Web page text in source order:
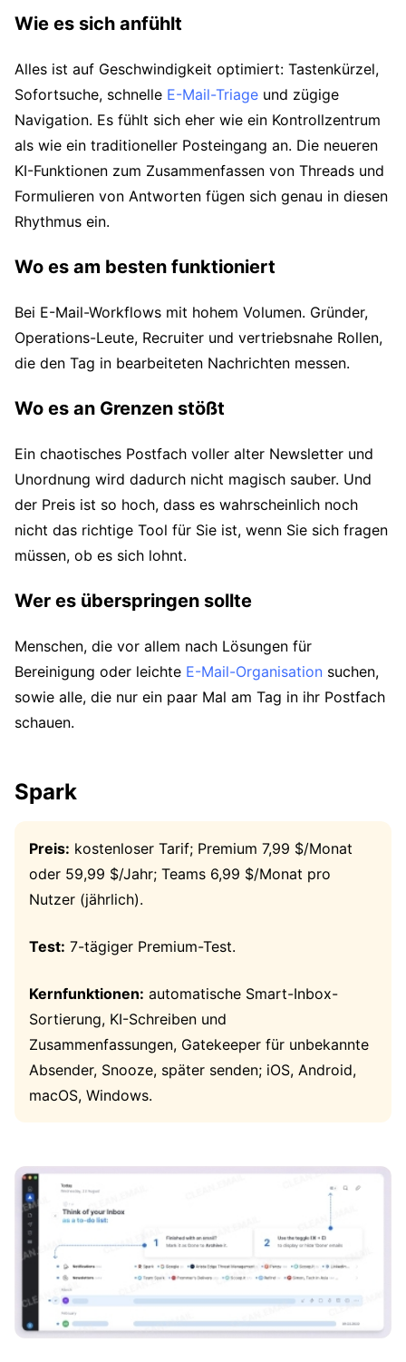
Wie es sich anfühlt
Alles ist auf Geschwindigkeit optimiert: Tastenkürzel,
Sofortsuche, schnelle E-Mail-Triage und zügige
Navigation. Es fühlt sich eher wie ein Kontrollzentrum
als wie ein traditioneller Posteingang an. Die neueren
KI-Funktionen zum Zusammenfassen von Threads und
Formulieren von Antworten fügen sich genau in diesen
Rhythmus ein.
Wo es am besten funktioniert
Bei E-Mail-Workflows mit hohem Volumen. Gründer,
Operations-Leute, Recruiter und vertriebsnahe Rollen,
die den Tag in bearbeiteten Nachrichten messen.
Wo es an Grenzen stößt
Ein chaotisches Postfach voller alter Newsletter und
Unordnung wird dadurch nicht magisch sauber. Und
der Preis ist so hoch, dass es wahrscheinlich noch
nicht das richtige Tool für Sie ist, wenn Sie sich fragen
müssen, ob es sich lohnt.
Wer es überspringen sollte
Menschen, die vor allem nach Lösungen für
Bereinigung oder leichte E-Mail-Organisation suchen,
sowie alle, die nur ein paar Mal am Tag in ihr Postfach
schauen.
Spark
Preis: kostenloser Tarif; Premium 7,99 $/Monat
oder 59,99 $/Jahr; Teams 6,99 $/Monat pro
Nutzer (jährlich).
Test: 7-tägiger Premium-Test.
Kernfunktionen: automatische Smart-Inbox-
Sortierung, KI-Schreiben und
Zusammenfassungen, Gatekeeper für unbekannte
Absender, Snooze, später senden; iOS, Android,
macOS, Windows.